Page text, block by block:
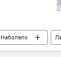
Наболело
болезнь